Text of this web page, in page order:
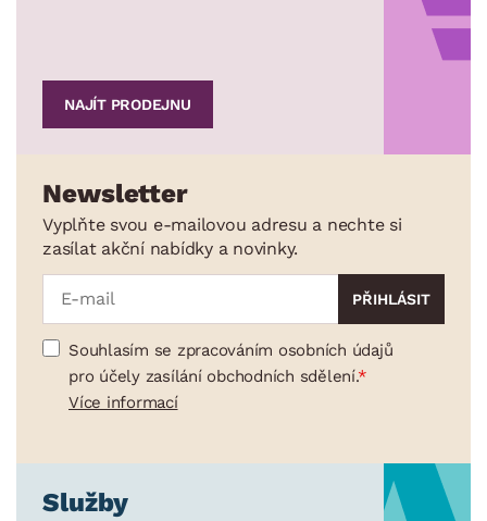
NAJÍT PRODEJNU
Newsletter
Vyplňte svou e-mailovou adresu a nechte si
zasílat akční nabídky a novinky.
Souhlasím se zpracováním osobních údajů
pro účely zasílání obchodních sdělení.
Více informací
Služby